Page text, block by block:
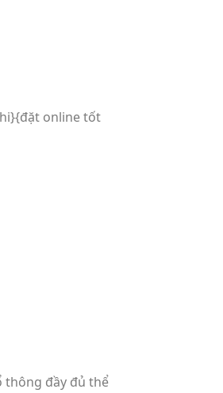
online tốt
thông đầy đủ thể